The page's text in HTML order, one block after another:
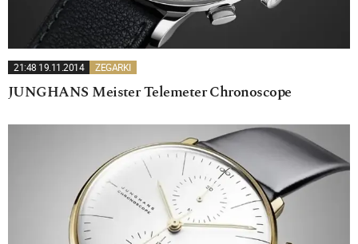
21:48 19.11.2014 ZEGARKI
JUNGHANS Meister Telemeter Chronoscope